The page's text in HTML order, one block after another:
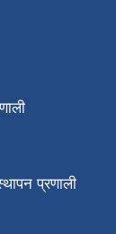
प्रणाली